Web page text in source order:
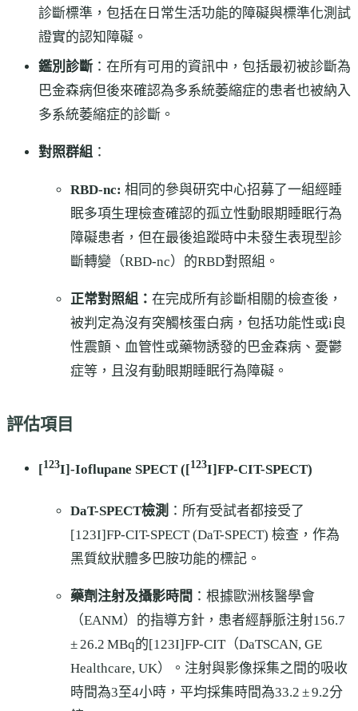
診斷標準，包括在日常生活功能的障礙與標準化測試
證實的認知障礙。
鑑別診斷 ：在所有可用的資訊中，包括最初被診斷為
巴金森病但後來確認為多系統萎縮症的患者也被納入
多系統萎縮症的診斷。
對照群組 ：
RBD-nc: 相同的參與研究中心招募了一組經睡
眠多項生理檢查確認的孤立性動眼期睡眠行為
障礙患者，但在最後追蹤時中未發生表現型診
斷轉變（RBD-nc）的RBD對照組。
正常對照組： 在完成所有診斷相關的檢查後，
被判定為沒有突觸核蛋白病，包括功能性或i良
性震顫、血管性或藥物誘發的巴金森病、憂鬱
症等，且沒有動眼期睡眠行為障礙。
評估項目
[123I]-Ioflupane SPECT ([123I]FP-CIT-SPECT)
DaT-SPECT檢測 ：所有受試者都接受了
[123I]FP-CIT-SPECT (DaT-SPECT) 檢查，作為
黑質紋狀體多巴胺功能的標記。
藥劑注射及攝影時間 ：根據歐洲核醫學會
（EANM）的指導方針，患者經靜脈注射156.7
± 26.2 MBq的[123I]FP-CIT（DaTSCAN, GE
Healthcare, UK）。注射與影像採集之間的吸收
時間為3至4小時，平均採集時間為33.2 ± 9.2分